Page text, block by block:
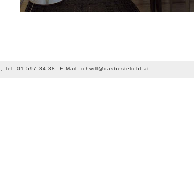
Tel: 01 597 84 38, E-Mail: ichwill@dasbestelicht.at